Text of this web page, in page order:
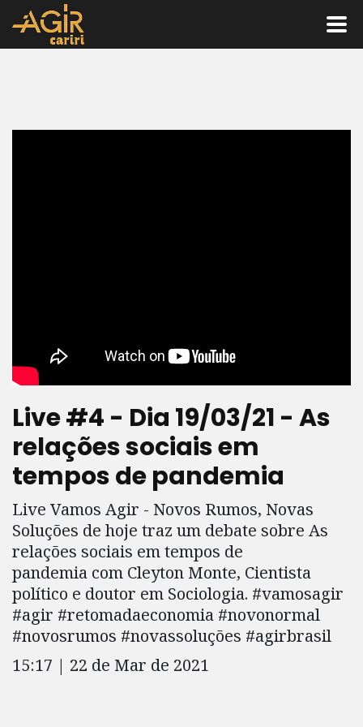
Live #4 - Dia 19/03/21 - As
relações sociais em
tempos de pandemia
Live Vamos Agir - Novos Rumos, Novas
Soluções de hoje traz um debate sobre As
relações sociais em tempos de
pandemia com Cleyton Monte, Cientista
político e doutor em Sociologia. #vamosagir
#agir #retomadaeconomia #novonormal
#novosrumos #novassoluções #agirbrasil
15:17 | 22 de Mar de 2021